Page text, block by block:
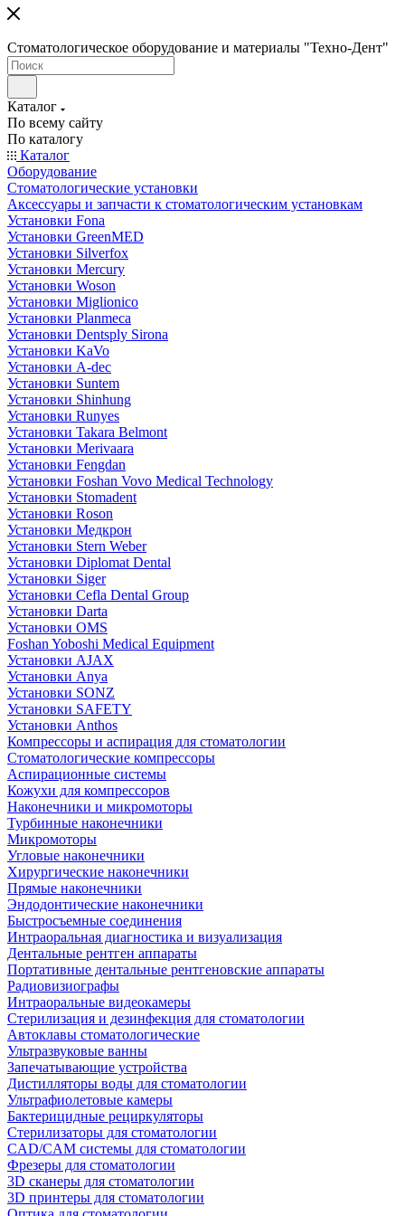
Стоматологическое оборудование и материалы "Техно-Дент"
Каталог
По всему сайту
По каталогу
Каталог
Оборудование
Стоматологические установки
Аксессуары и запчасти к стоматологическим установкам
Установки Fona
Установки GreenMED
Установки Silverfox
Установки Mercury
Установки Woson
Установки Miglionico
Установки Planmeca
Установки Dentsply Sirona
Установки KaVo
Установки A-dec
Установки Suntem
Установки Shinhung
Установки Runyes
Установки Takara Belmont
Установки Merivaara
Установки Fengdan
Установки Foshan Vovo Medical Technology
Установки Stomadent
Установки Roson
Установки Медкрон
Установки Stern Weber
Установки Diplomat Dental
Установки Siger
Установки Cefla Dental Group
Установки Darta
Установки OMS
Foshan Yoboshi Medical Equipment
Установки AJAX
Установки Anya
Установки SONZ
Установки SAFETY
Установки Anthos
Компрессоры и аспирация для стоматологии
Стоматологические компрессоры
Аспирационные системы
Кожухи для компрессоров
Наконечники и микромоторы
Турбинные наконечники
Микромоторы
Угловые наконечники
Хирургические наконечники
Прямые наконечники
Эндодонтические наконечники
Быстросъемные соединения
Интраоральная диагностика и визуализация
Дентальные рентген аппараты
Портативные дентальные рентгеновские аппараты
Радиовизиографы
Интраоральные видеокамеры
Стерилизация и дезинфекция для стоматологии
Автоклавы стоматологические
Ультразвуковые ванны
Запечатывающие устройства
Дистилляторы воды для стоматологии
Ультрафиолетовые камеры
Бактерицидные рециркуляторы
Стерилизаторы для стоматологии
CAD/CAM системы для стоматологии
Фрезеры для стоматологии
3D cканеры для стоматологии
3D принтеры для стоматологии